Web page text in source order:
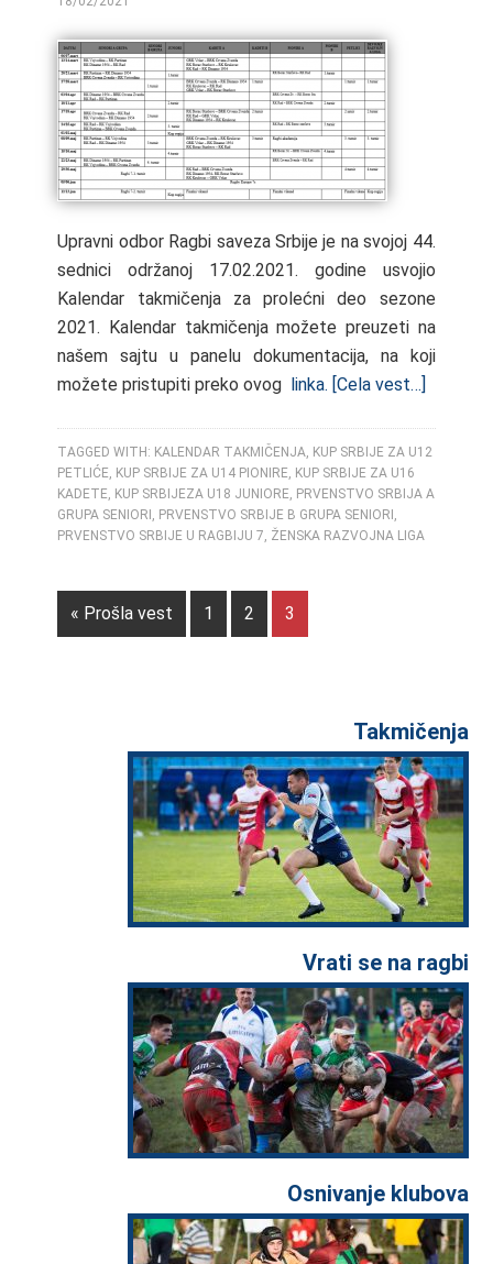
Upravni odbor Ragbi saveza Srbije je na svojoj 44.
sednici održanoj 17.02.2021. godine usvojio
Kalendar takmičenja za prolećni deo sezone
2021. Kalendar takmičenja možete preuzeti na
našem sajtu u panelu dokumentacija, na koji
možete pristupiti preko ovog linka. [Cela vest…]
TAGGED WITH: KALENDAR TAKMIČENJA, KUP SRBIJE ZA U12
PETLIĆE, KUP SRBIJE ZA U14 PIONIRE, KUP SRBIJE ZA U16
KADETE, KUP SRBIJEZA U18 JUNIORE, PRVENSTVO SRBIJA A
GRUPA SENIORI , PRVENSTVO SRBIJE B GRUPA SENIORI ,
PRVENSTVO SRBIJE U RAGBIJU 7, ŽENSKA RAZVOJNA LIGA
« Prošla vest 1 2 3
Takmičenja
Vrati se na ragbi
Osnivanje klubova